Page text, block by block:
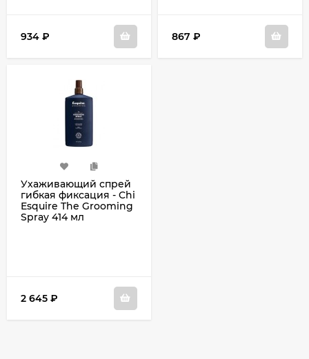
934 ₽ 867 ₽
Ухаживающий спрей
гибкая фиксация - Chi
Esquire The Grooming
Spray 414 мл
2 645 ₽